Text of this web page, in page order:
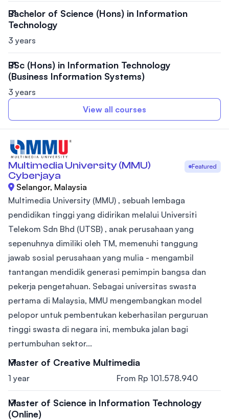
Bachelor of Science (Hons) in Information
Technology
3 years
BSc (Hons) in Information Technology
(Business Information Systems)
3 years
View all courses
Multimedia University (MMU)
Cyberjaya
Featured
Selangor, Malaysia
Multimedia University (MMU) , sebuah lembaga
pendidikan tinggi yang didirikan melalui Universiti
Telekom Sdn Bhd (UTSB) , anak perusahaan yang
sepenuhnya dimiliki oleh TM, memenuhi tanggung
jawab sosial perusahaan yang mulia - mengambil
tantangan mendidik generasi pemimpin bangsa dan
pekerja pengetahuan. Sebagai universitas swasta
pertama di Malaysia, MMU mengembangkan model
pelopor untuk pembentukan keberhasilan perguruan
tinggi swasta di negara ini, membuka jalan bagi
pertumbuhan sektor...
Master of Creative Multimedia
1 year From Rp 101.578.940
Master of Science in Information Technology
(Online)